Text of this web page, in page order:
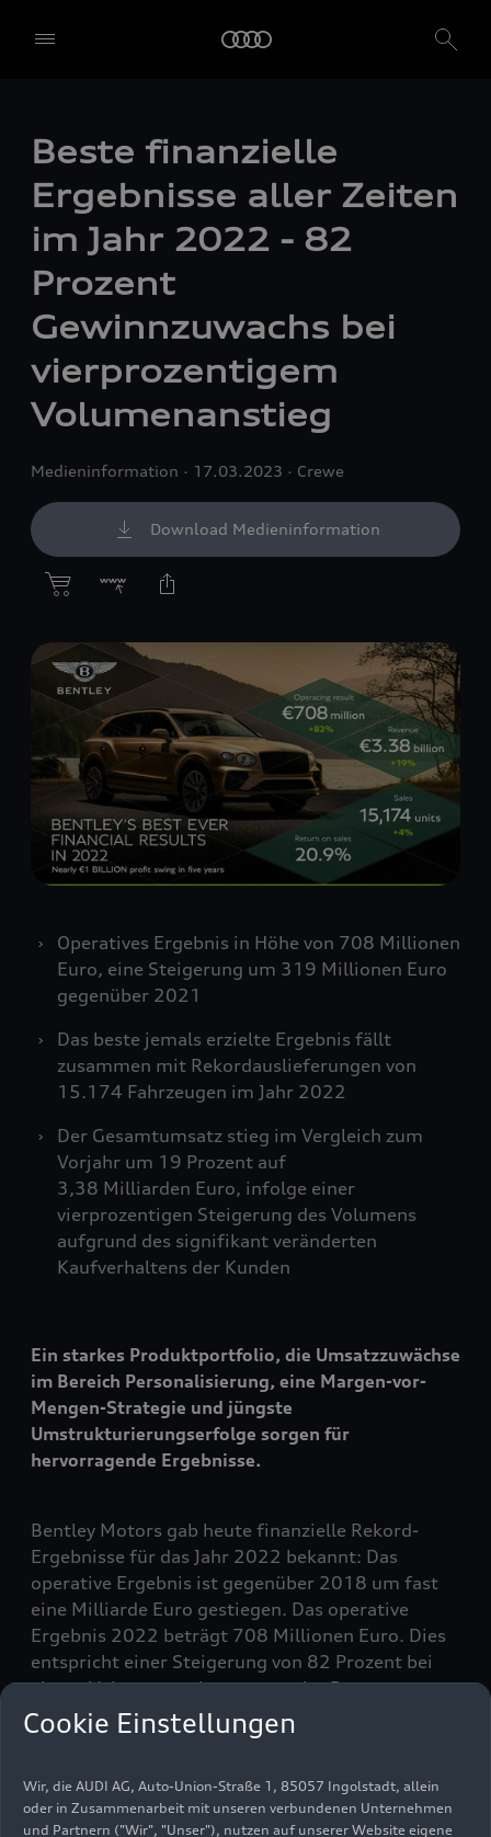
Beste finanzielle
Ergebnisse aller Zeiten
im Jahr 2022 - 82
Prozent
Gewinnzuwachs bei
vierprozentigem
Volumenanstieg
Medieninformation 17.03.2023 Crewe
Download Medieninformation
Operatives Ergebnis in Höhe von 708 Millionen
Euro, eine Steigerung um 319 Millionen Euro
gegenüber 2021
Das beste jemals erzielte Ergebnis fällt
zusammen mit Rekordauslieferungen von
15.174 Fahrzeugen im Jahr 2022
Der Gesamtumsatz stieg im Vergleich zum
Vorjahr um 19 Prozent auf
3,38 Milliarden Euro, infolge einer
vierprozentigen Steigerung des Volumens
aufgrund des signifikant veränderten
Kaufverhaltens der Kunden
Ein starkes Produktportfolio, die Umsatzzuwächse
im Bereich Personalisierung, eine Margen-vor-
Mengen-Strategie und jüngste
Umstrukturierungserfolge sorgen für
hervorragende Ergebnisse.
Bentley Motors gab heute finanzielle Rekord-
Ergebnisse für das Jahr 2022 bekannt: Das
operative Ergebnis ist gegenüber 2018 um fast
eine Milliarde Euro gestiegen. Das operative
Ergebnis 2022 beträgt 708 Millionen Euro. Dies
entspricht einer Steigerung von 82 Prozent bei
einem Volumenwachstum von vier Prozent.
Die Umsatzerlöse kletterten auf 3,38 Milliarden
19 Prozent gestiegen. Diese Mitteilung folgt auf
Rekord-Verkaufszahlen im Jahr 2022, in dem
Cookie Einstellungen
Wir, die AUDI AG, Auto-Union-Straße 1, 85057 Ingolstadt, allein
oder in Zusammenarbeit mit unseren verbundenen Unternehmen
und Partnern ("Wir", "Unser"), nutzen auf unserer Website eigene